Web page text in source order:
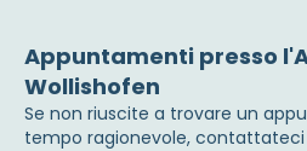
Appuntamenti presso
Wollishofen
Se non riuscite a trovare un
tempo ragionevole,